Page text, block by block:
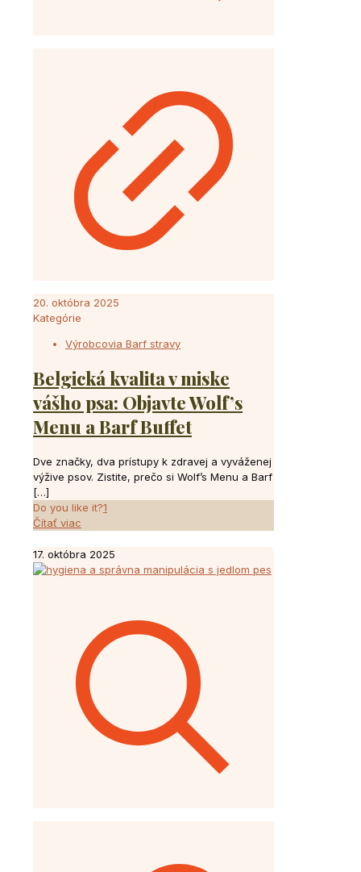
20. októbra 2025
Kategórie
Výrobcovia Barf stravy
Belgická kvalita v miske
vášho psa: Objavte Wolf’s
Menu a Barf Buffet
Dve značky, dva prístupy k zdravej a vyváženej
výžive psov. Zistite, prečo si Wolf’s Menu a Barf
[…]
Do you like it?1
Čítať viac
17. októbra 2025